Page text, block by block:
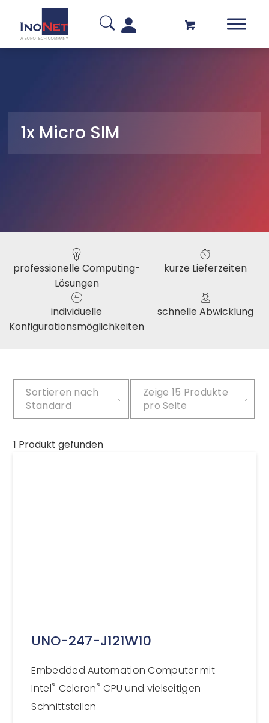
1x Micro SIM
professionelle Computing-
Lösungen
kurze Lieferzeiten
individuelle
Konfigurationsmöglichkeiten
schnelle Abwicklung
Sortieren nach
Standard
Zeige 15 Produkte
pro Seite
1 Produkt gefunden
UNO-247-J121W10
Embedded Automation Computer mit
Intel® Celeron® CPU und vielseitigen
Schnittstellen